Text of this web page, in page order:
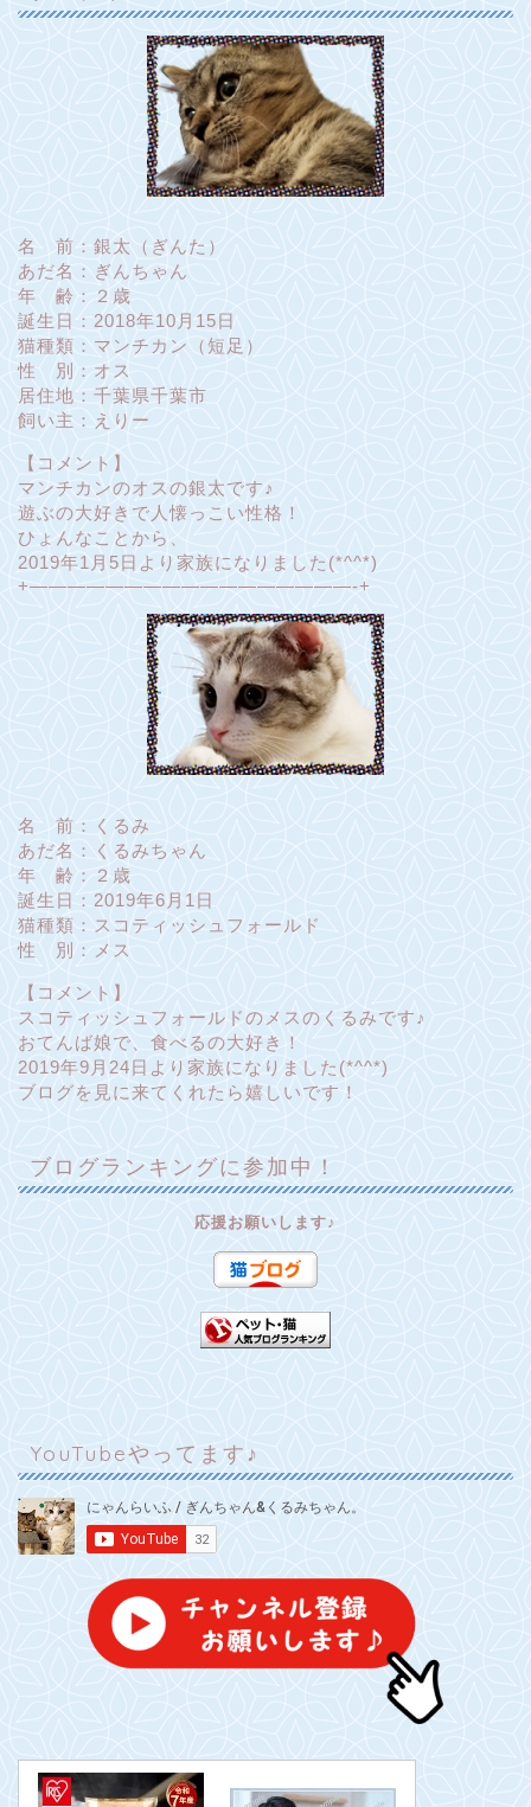
名 前：銀太（ぎんた）
あだ名：ぎんちゃん
年 齢：２歳
誕生日：2018年10月15日
猫種類：マンチカン（短足）
性 別：オス
居住地：千葉県千葉市
飼い主：えりー
【コメント】
マンチカンのオスの銀太です♪
遊ぶの大好きで人懐っこい性格！
ひょんなことから、
2019年1月5日より家族になりました(*^^*)
+—————————————————-+
名 前：くるみ
あだ名：くるみちゃん
年 齢：２歳
誕生日：2019年6月1日
猫種類：スコティッシュフォールド
性 別：メス
【コメント】
スコティッシュフォールドのメスのくるみです♪
おてんば娘で、食べるの大好き！
2019年9月24日より家族になりました(*^^*)
ブログを見に来てくれたら嬉しいです！
ブログランキングに参加中！
応援お願いします♪
YouTubeやってます♪